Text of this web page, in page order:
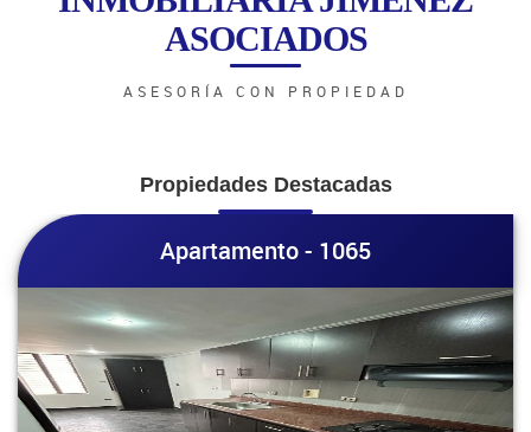
ASOCIADOS
ASESORÍA CON PROPIEDAD
Propiedades Destacadas
Apartamento - 1065